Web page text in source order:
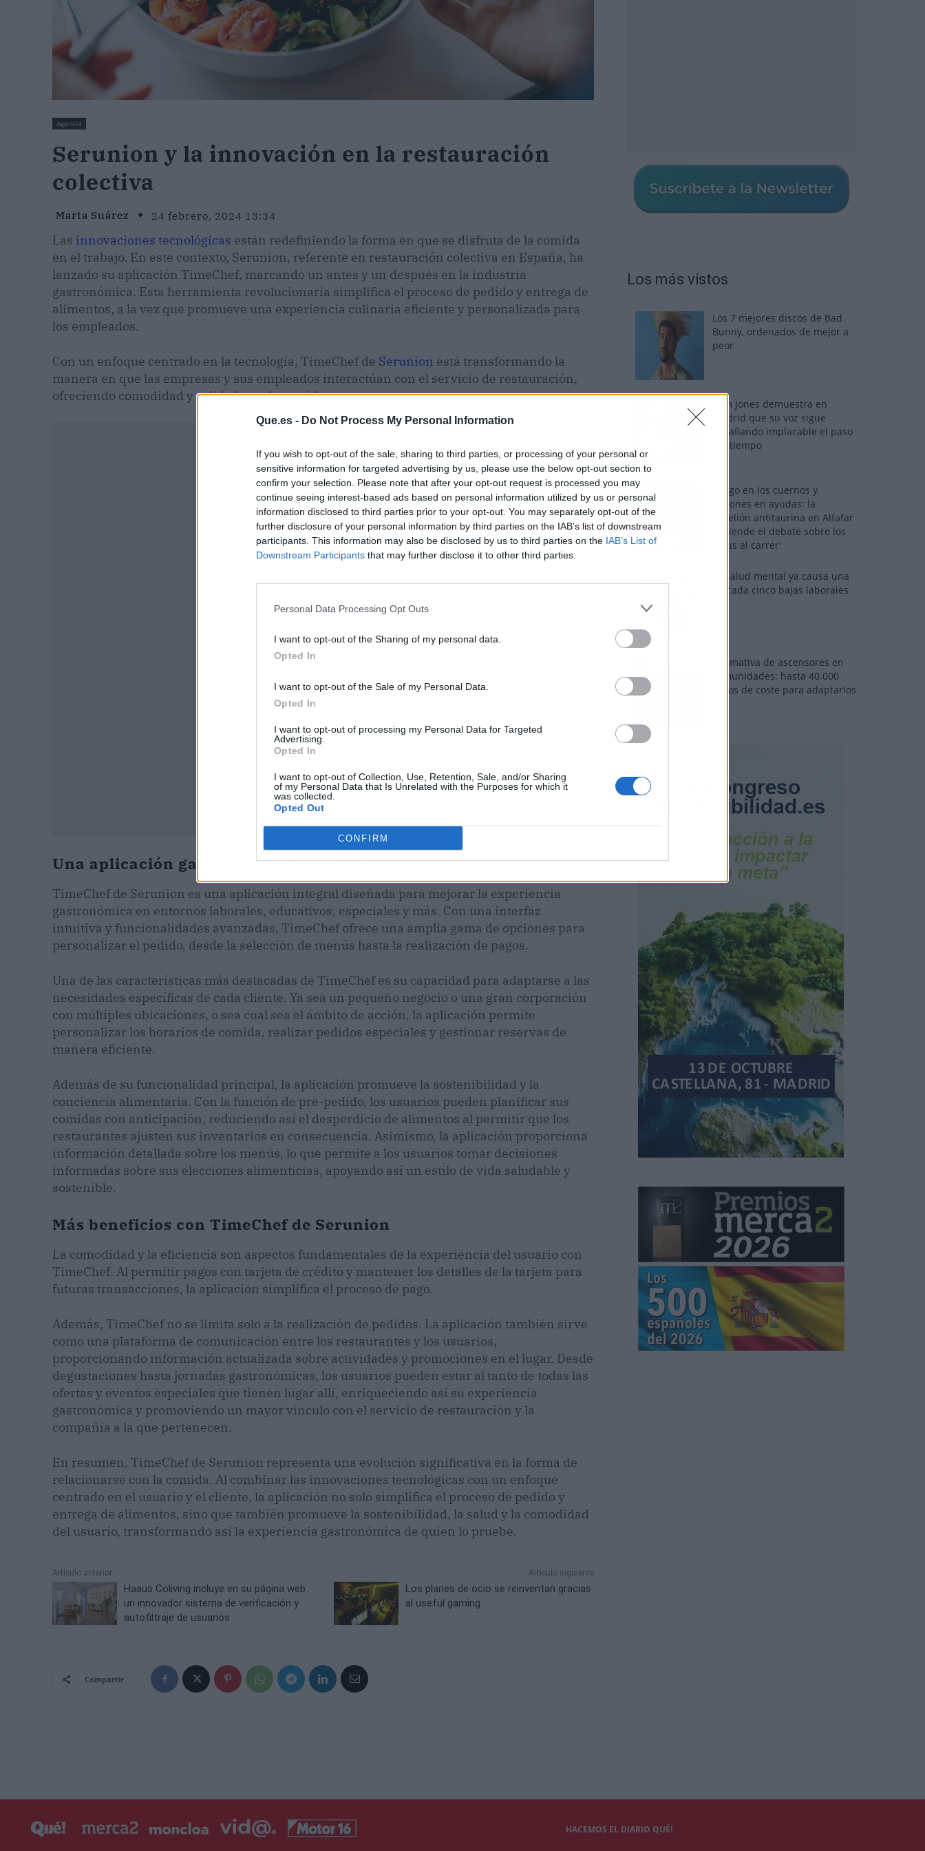
Que.es - Do Not Process My Personal Information
If you wish to opt-out of the sale, sharing to third parties, or processing of your personal or
sensitive information for targeted advertising by us, please use the below opt-out section to
confirm your selection. Please note that after your opt-out request is processed you may
continue seeing interest-based ads based on personal information utilized by us or personal
information disclosed to third parties prior to your opt-out. You may separately opt-out of the
further disclosure of your personal information by third parties on the IAB’s list of downstream
participants. This information may also be disclosed by us to third parties on the IAB’s List of
Downstream Participants that may further disclose it to other third parties.
Personal Data Processing Opt Outs
I want to opt-out of the Sharing of my personal data.
Opted In
I want to opt-out of the Sale of my Personal Data.
Opted In
I want to opt-out of processing my Personal Data for Targeted
Advertising.
Opted In
I want to opt-out of Collection, Use, Retention, Sale, and/or Sharing
of my Personal Data that Is Unrelated with the Purposes for which it
was collected.
Opted Out
CONFIRM
Agencia
Serunion y la innovación en la restauración
colectiva
Marta Suárez 24 febrero, 2024 13:34
Las innovaciones tecnológicas están redefiniendo la forma en que se disfruta de la comida
en el trabajo. En este contexto, Serunion, referente en restauración colectiva en España, ha
lanzado su aplicación TimeChef, marcando un antes y un después en la industria
gastronómica. Esta herramienta revolucionaria simplifica el proceso de pedido y entrega de
alimentos, a la vez que promueve una experiencia culinaria eficiente y personalizada para
los empleados.
Con un enfoque centrado en la tecnología, TimeChef de Serunion está transformando la
manera en que las empresas y sus empleados interactúan con el servicio de restauración,
ofreciendo comodidad y calidad a cada comida.
Una aplicación gastronómica a medida
TimeChef de Serunion es una aplicación integral diseñada para mejorar la experiencia
gastronómica en entornos laborales, educativos, especiales y más. Con una interfaz
intuitiva y funcionalidades avanzadas, TimeChef ofrece una amplia gama de opciones para
personalizar el pedido, desde la selección de menús hasta la realización de pagos.
Una de las características más destacadas de TimeChef es su capacidad para adaptarse a las
necesidades específicas de cada cliente. Ya sea un pequeño negocio o una gran corporación
con múltiples ubicaciones, o sea cual sea el ámbito de acción, la aplicación permite
personalizar los horarios de comida, realizar pedidos especiales y gestionar reservas de
manera eficiente.
Además de su funcionalidad principal, la aplicación promueve la sostenibilidad y la
conciencia alimentaria. Con la función de pre-pedido, los usuarios pueden planificar sus
comidas con anticipación, reduciendo así el desperdicio de alimentos al permitir que los
restaurantes ajusten sus inventarios en consecuencia. Asimismo, la aplicación proporciona
información detallada sobre los menús, lo que permite a los usuarios tomar decisiones
informadas sobre sus elecciones alimenticias, apoyando así un estilo de vida saludable y
sostenible.
Más beneficios con TimeChef de Serunion
La comodidad y la eficiencia son aspectos fundamentales de la experiencia del usuario con
TimeChef. Al permitir pagos con tarjeta de crédito y mantener los detalles de la tarjeta para
futuras transacciones, la aplicación simplifica el proceso de pago.
Además, TimeChef no se limita solo a la realización de pedidos. La aplicación también sirve
como una plataforma de comunicación entre los restaurantes y los usuarios,
proporcionando información actualizada sobre actividades y promociones en el lugar. Desde
degustaciones hasta jornadas gastronómicas, los usuarios pueden estar al tanto de todas las
ofertas y eventos especiales que tienen lugar allí, enriqueciendo así su experiencia
gastronómica y promoviendo un mayor vínculo con el servicio de restauración y la
compañía a la que pertenecen.
En resumen, TimeChef de Serunion representa una evolución significativa en la forma de
relacionarse con la comida. Al combinar las innovaciones tecnológicas con un enfoque
centrado en el usuario y el cliente, la aplicación no solo simplifica el proceso de pedido y
entrega de alimentos, sino que también promueve la sostenibilidad, la salud y la comodidad
del usuario, transformando así la experiencia gastronómica de quien lo pruebe.
Artículo anterior
Haaus Coliving incluye en su página web
un innovador sistema de verificación y
autofiltraje de usuarios
Artículo siguiente
Los planes de ocio se reinventan gracias
al useful gaming
Compartir
Los más vistos
Los 7 mejores discos de Bad
Bunny, ordenados de mejor a
peor
Tom Jones demuestra en
Madrid que su voz sigue
desafiando implacable el paso
del tiempo
Fuego en los cuernos y
millones en ayudas: la
rebelión antitaurina en Alfafar
enciende el debate sobre los
'bous al carrer'
La salud mental ya causa una
de cada cinco bajas laborales
Normativa de ascensores en
comunidades: hasta 40.000
euros de coste para adaptarlos
HACEMOS EL DIARIO QUÉ!